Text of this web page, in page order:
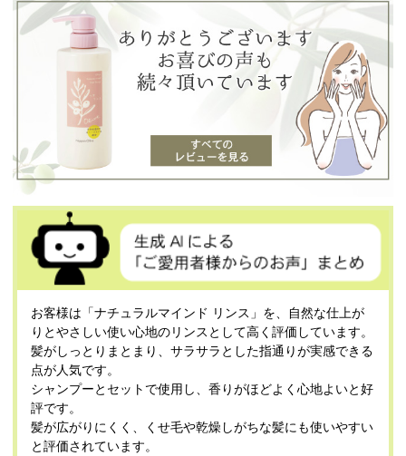
お客様は「ナチュラルマインド リンス」を、自然な仕上が
りとやさしい使い心地のリンスとして高く評価しています。
髪がしっとりまとまり、サラサラとした指通りが実感できる
点が人気です。
シャンプーとセットで使用し、香りがほどよく心地よいと好
評です。
髪が広がりにくく、くせ毛や乾燥しがちな髪にも使いやすい
と評価されています。